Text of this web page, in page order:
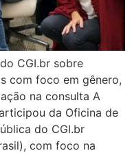
CGI.br sobre
com foco em gênero,
na consulta A
da Oficina de
do CGI.br
com foco na